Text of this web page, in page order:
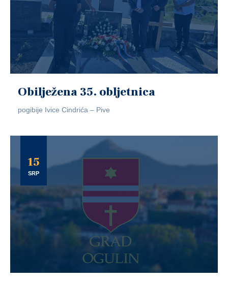
Obilježena 35. obljetnica
pogibije Ivice Cindrića – Pive
15
SRP